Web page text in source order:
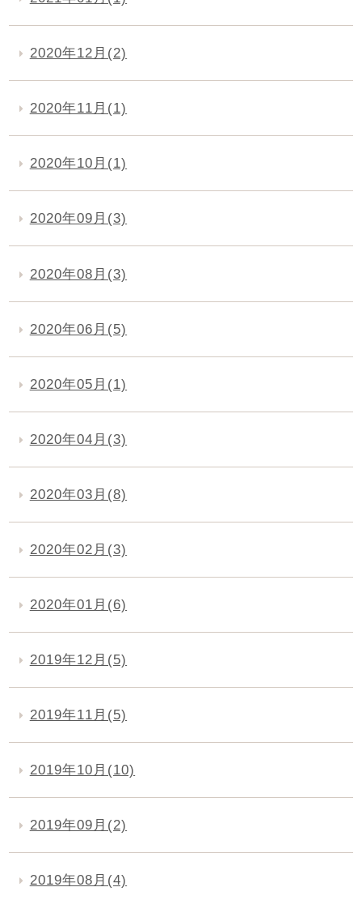
2020年12月(2)
2020年11月(1)
2020年10月(1)
2020年09月(3)
2020年08月(3)
2020年06月(5)
2020年05月(1)
2020年04月(3)
2020年03月(8)
2020年02月(3)
2020年01月(6)
2019年12月(5)
2019年11月(5)
2019年10月(10)
2019年09月(2)
2019年08月(4)